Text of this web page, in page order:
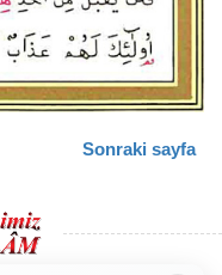
Sonraki sayfa